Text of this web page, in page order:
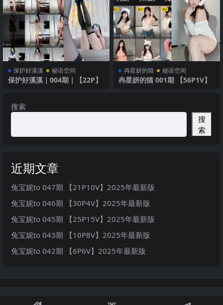
保护好溪溪 秘语空间
保护好溪溪｜004期｜【22P】
冉星妍的猫 秘语空间
冉星妍的猫 001期 【56P1V】
搜索
搜
索
近期文章
兔宝妮to 047期 【21P10V】2025年最新版
兔宝妮to 046期 【30P4V】2025年最新版
兔宝妮to 045期 【25P15V】2025年最新版
兔宝妮to 043期 【10P8V】2025年最新版
兔宝妮to 042期 【6P6V】2025年最新版